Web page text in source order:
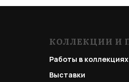
КОЛЛЕКЦИИ И
Работы в коллекциях
Выставки